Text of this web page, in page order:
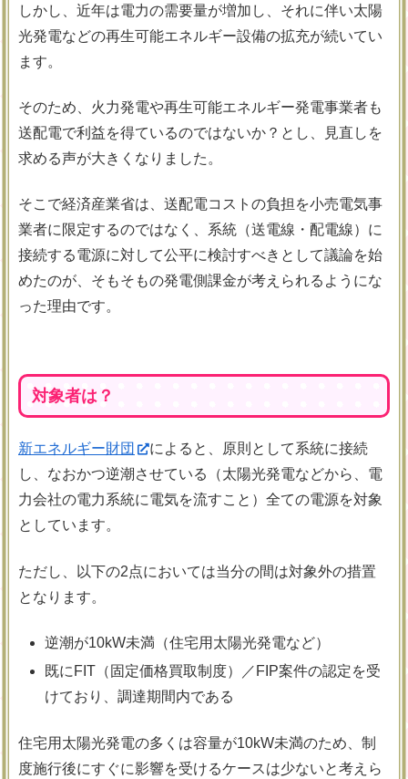
しかし、近年は電力の需要量が増加し、それに伴い太陽
光発電などの再生可能エネルギー設備の拡充が続いてい
ます。
そのため、火力発電や再生可能エネルギー発電事業者も
送配電で利益を得ているのではないか？とし、見直しを
求める声が大きくなりました。
そこで経済産業省は、送配電コストの負担を小売電気事
業者に限定するのではなく、系統（送電線・配電線）に
接続する電源に対して公平に検討すべきとして議論を始
めたのが、そもそもの発電側課金が考えられるようにな
った理由です。
対象者は？
新エネルギー財団
によると、原則として系統に接続
し、なおかつ逆潮させている（太陽光発電などから、電
力会社の電力系統に電気を流すこと）全ての電源を対象
としています。
ただし、以下の2点においては当分の間は対象外の措置
となります。
逆潮が10kW未満（住宅用太陽光発電など）
既にFIT（固定価格買取制度）／FIP案件の認定を受
けており、調達期間内である
住宅用太陽光発電の多くは容量が10kW未満のため、制
度施行後にすぐに影響を受けるケースは少ないと考えら